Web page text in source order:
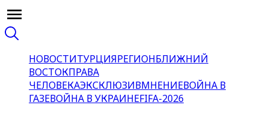
НОВОСТИТУРЦИЯРЕГИОНБЛИЖНИЙ
ВОСТОКПРАВА
ЧЕЛОВЕКАЭКСКЛЮЗИВМНЕНИЕВОЙНА В
ГАЗЕВОЙНА В УКРАИНЕFIFA-2026